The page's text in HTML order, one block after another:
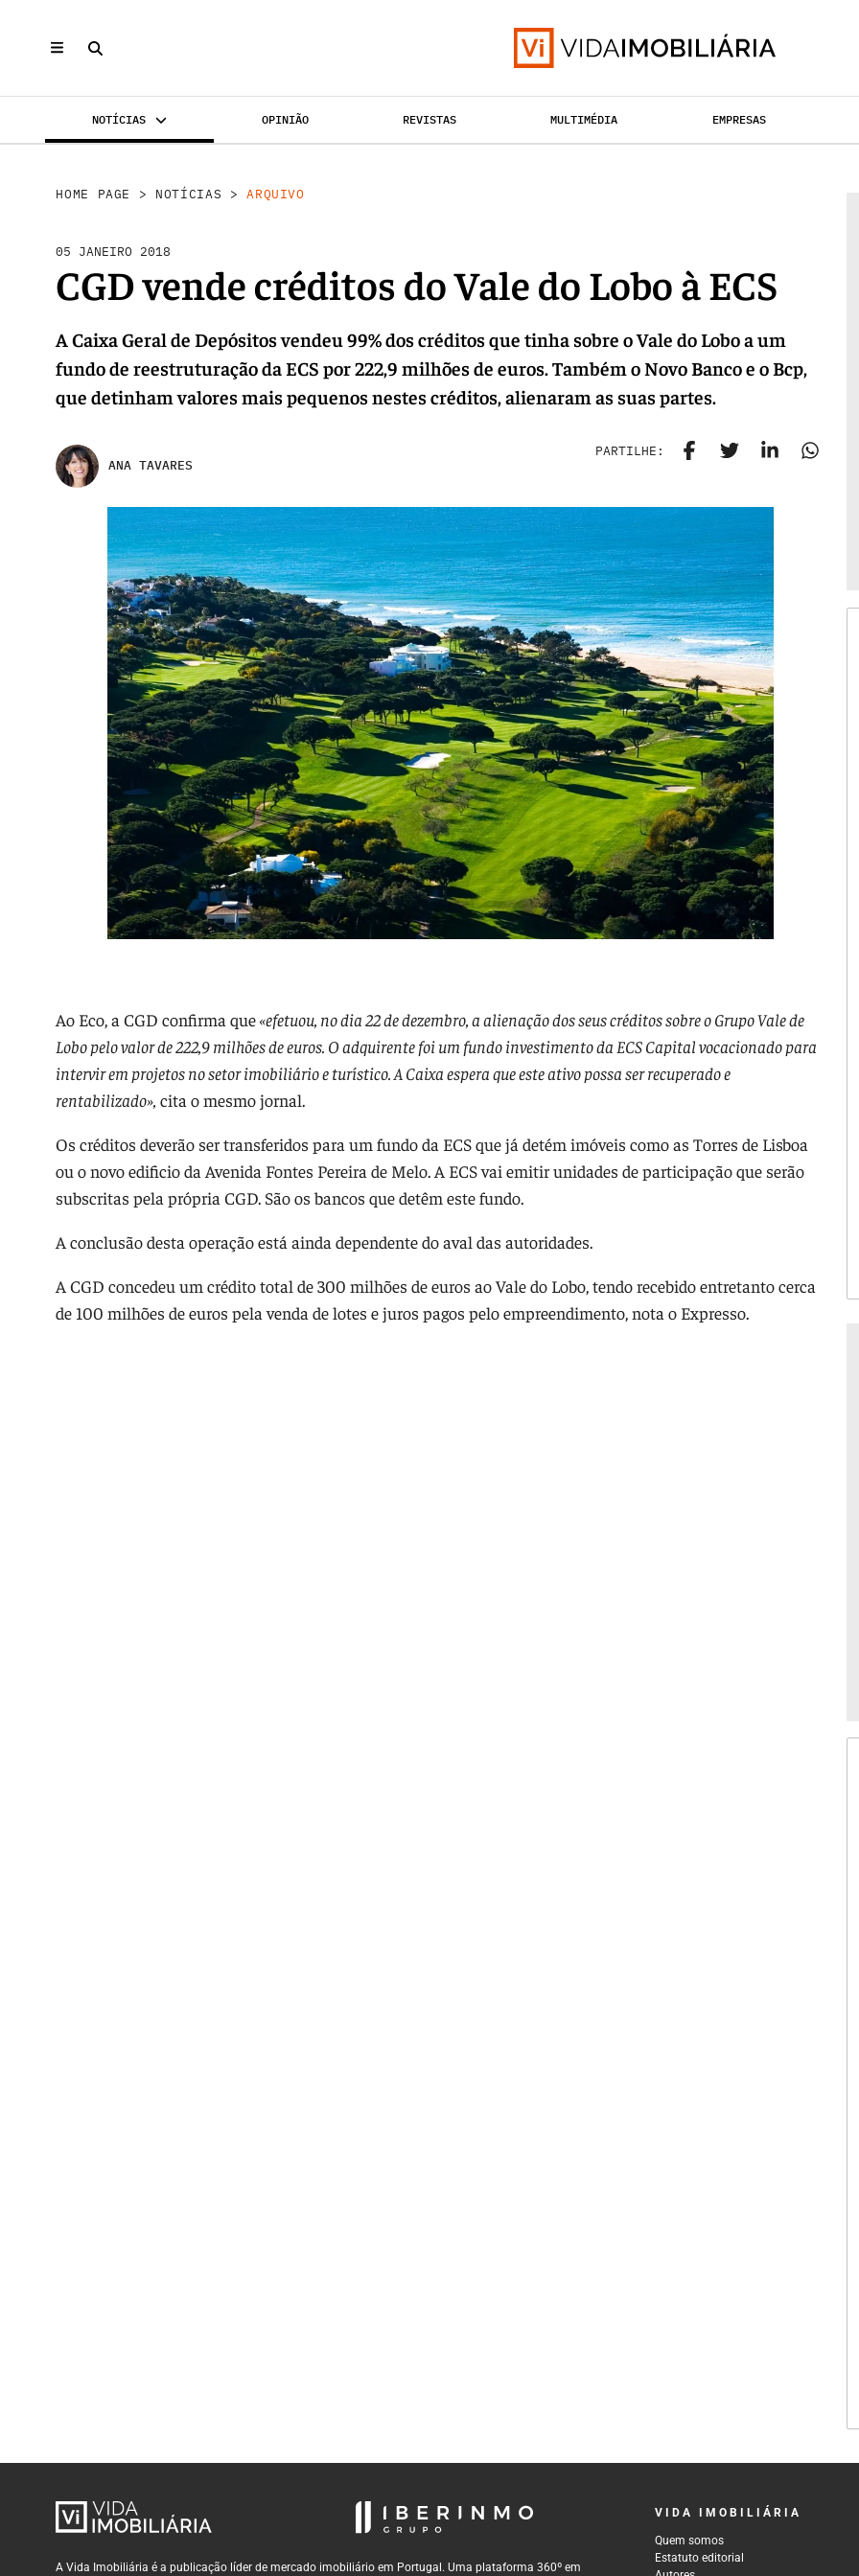
NOTÍCIAS OPINIÃO REVISTAS MULTIMÉDIA EMPRESAS
HOME PAGE > NOTÍCIAS >ARQUIVO
05 JANEIRO 2018
CGD vende créditos do Vale do Lobo à ECS
A Caixa Geral de Depósitos vendeu 99% dos créditos que tinha sobre o Vale do Lobo a um
fundo de reestruturação da ECS por 222,9 milhões de euros. Também o Novo Banco e o Bcp,
que detinham valores mais pequenos nestes créditos, alienaram as suas partes.
ANA TAVARES
PARTILHE:
Ao Eco, a CGD confirma que«efetuou, no dia 22 de dezembro, a alienação dos seus créditos sobre o Grupo Vale de
Lobo pelo valor de 222,9 milhões de euros. O adquirente foi um fundo investimento da ECS Capital vocacionado para
intervir em projetos no setor imobiliário e turístico. A Caixa espera que este ativo possa ser recuperado e
rentabilizado», cita o mesmo jornal.
Os créditos deverão ser transferidos para um fundo da ECS que já detém imóveis como as Torres de Lisboa
ou o novo edificio da Avenida Fontes Pereira de Melo. A ECS vai emitir unidades de participação que serão
subscritas pela própria CGD. São os bancos que detêm este fundo.
A conclusão desta operação está ainda dependente do aval das autoridades.
A CGD concedeu um crédito total de 300 milhões de euros ao Vale do Lobo, tendo recebido entretanto cerca
de 100 milhões de euros pela venda de lotes e juros pagos pelo empreendimento, nota o Expresso.
A Vida Imobiliária é a publicação líder de mercado imobiliário em Portugal. Uma plataforma 360º em
VIDA IMOBILIÁRIA
Quem somos
Estatuto editorial